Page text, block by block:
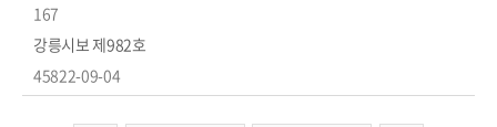
167
강릉시보 제982호
45822-09-04